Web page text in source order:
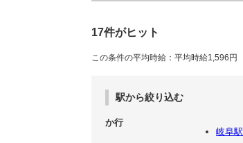
17件がヒット
この条件の平均時給：平均時給1,596円
駅から絞り込む
か行
岐阜駅